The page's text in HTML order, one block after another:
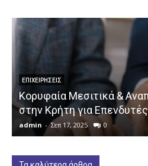
ΕΠΙΧΕΙΡΉΣΕΙΣ
Κορυφαία Μεσιτικά &
στην Κρήτη για Επενδυτές
admin - Σεπ 17, 2025 0